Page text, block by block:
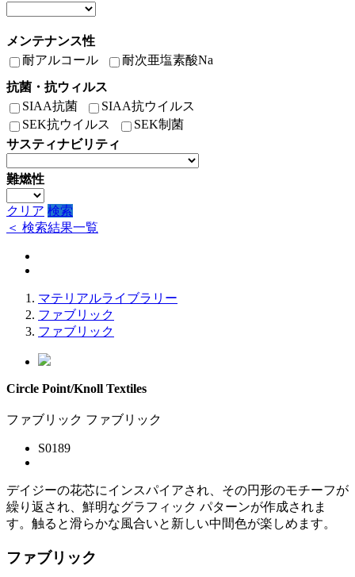
メンテナンス性
耐アルコール
耐次亜塩素酸Na
抗菌・抗ウィルス
SIAA抗菌
SIAA抗ウイルス
SEK抗ウイルス
SEK制菌
サスティナビリティ
難燃性
クリア 検索
＜ 検索結果一覧
マテリアルライブラリー
ファブリック
ファブリック
Circle Point/Knoll Textiles
ファブリック ファブリック
S0189
デイジーの花芯にインスパイアされ、その円形のモチーフが
繰り返され、鮮明なグラフィック パターンが作成されま
す。触ると滑らかな風合いと新しい中間色が楽しめます。
ファブリック